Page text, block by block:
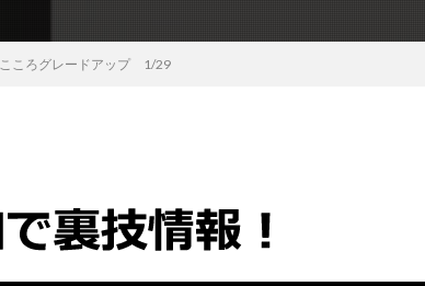
ころグレードアップ 1/29